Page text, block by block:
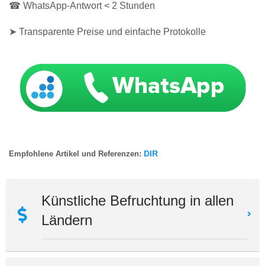
☎ WhatsApp-Antwort < 2 Stunden
➤ Transparente Preise und einfache Protokolle
Empfohlene Artikel und Referenzen: DIR
Künstliche Befruchtung in allen
Ländern